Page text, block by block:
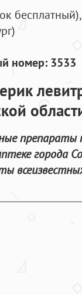
бесплатный),
номер: 3533
препараты
города